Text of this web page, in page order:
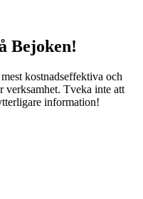
Bejoken!
kostnadseffektiva och
verksamhet. Tveka inte att
information!